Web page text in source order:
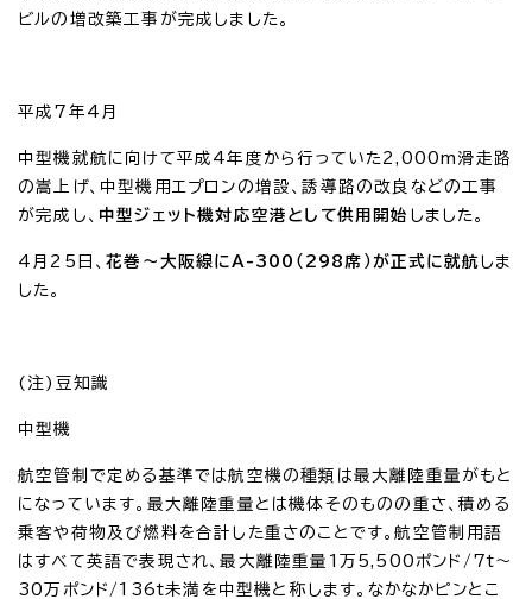
ビルの増改築工事が完成しました。
平成7年4月
中型機就航に向けて平成4年度から行っていた2,000m滑走路
の嵩上げ、中型機用エプロンの増設、誘導路の改良などの工事
が完成し、 中型ジェット機対応空港として供用開始 しました。
4月25日、花巻～大阪線にA-300（298席）が正式に就航 しま
した。
(注)豆知識
中型機
航空管制で定める基準では航空機の種類は最大離陸重量がもと
になっています。最大離陸重量とは機体そのものの重さ、積める
乗客や荷物及び燃料を合計した重さのことです。航空管制用語
はすべて英語で表現され、最大離陸重量1万5,500ポンド/7t～
30万ポンド/136t未満を中型機と称します。なかなかピンとこ